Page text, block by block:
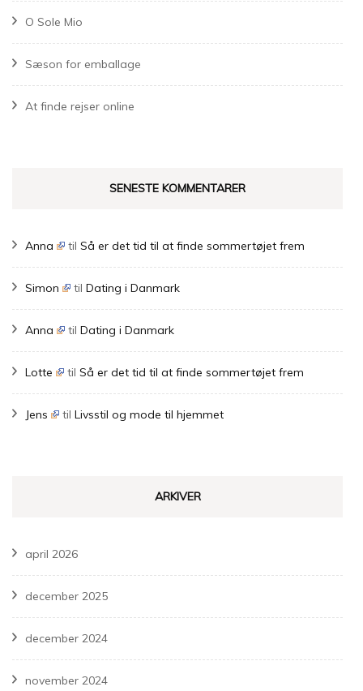
O Sole Mio
Sæson for emballage
At finde rejser online
SENESTE KOMMENTARER
Anna tilSå er det tid til at finde sommertøjet frem
Simon tilDating i Danmark
Anna tilDating i Danmark
Lotte tilSå er det tid til at finde sommertøjet frem
Jens tilLivsstil og mode til hjemmet
ARKIVER
april 2026
december 2025
december 2024
november 2024